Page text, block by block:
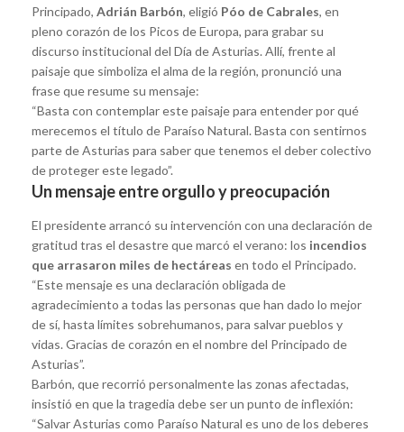
Principado, Adrián Barbón, eligió Póo de Cabrales, en
pleno corazón de los Picos de Europa, para grabar su
discurso institucional del Día de Asturias. Allí, frente al
paisaje que simboliza el alma de la región, pronunció una
frase que resume su mensaje:
“Basta con contemplar este paisaje para entender por qué
merecemos el título de Paraíso Natural. Basta con sentirnos
parte de Asturias para saber que tenemos el deber colectivo
de proteger este legado”.
Un mensaje entre orgullo y preocupación
El presidente arrancó su intervención con una declaración de
gratitud tras el desastre que marcó el verano: los incendios
que arrasaron miles de hectáreas en todo el Principado.
“Este mensaje es una declaración obligada de
agradecimiento a todas las personas que han dado lo mejor
de sí, hasta límites sobrehumanos, para salvar pueblos y
vidas. Gracias de corazón en el nombre del Principado de
Asturias”.
Barbón, que recorrió personalmente las zonas afectadas,
insistió en que la tragedia debe ser un punto de inflexión:
“Salvar Asturias como Paraíso Natural es uno de los deberes